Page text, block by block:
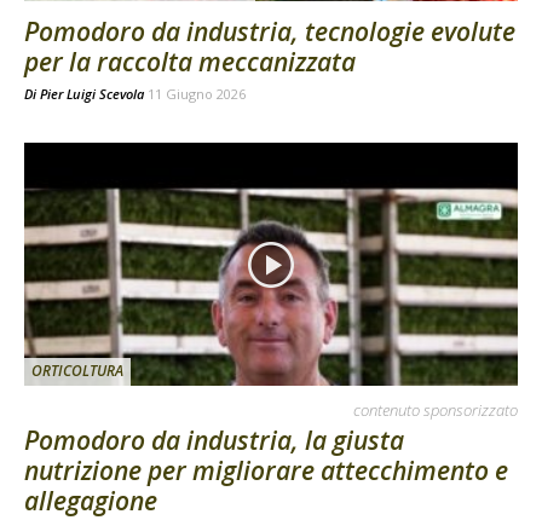
Pomodoro da industria, tecnologie evolute
per la raccolta meccanizzata
Di Pier Luigi Scevola 11 Giugno 2026
ORTICOLTURA
contenuto sponsorizzato
Pomodoro da industria, la giusta
nutrizione per migliorare attecchimento e
allegagione